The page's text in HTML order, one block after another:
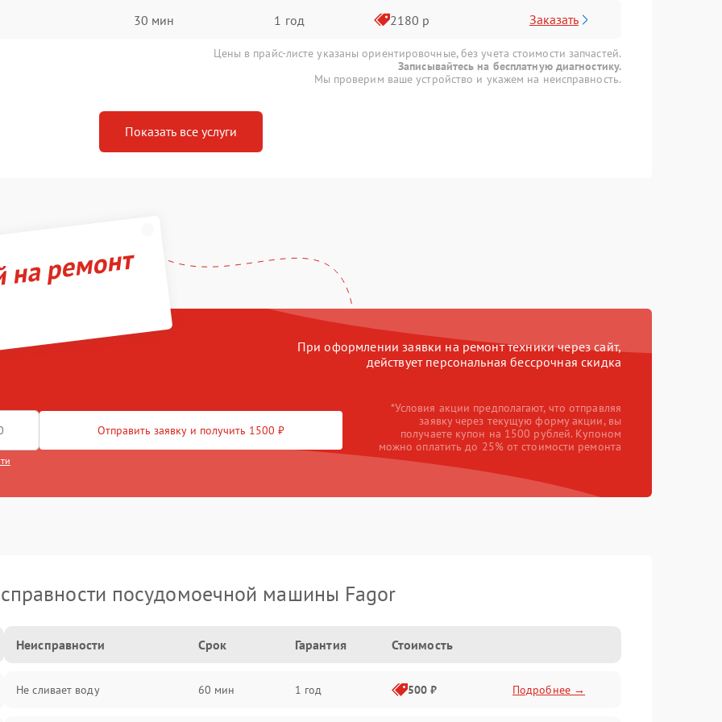
30 мин 1 год 2180 р Заказать
Цены в прайс-листе указаны ориентировочные, без учета стоимости запчастей.
Записывайтесь на бесплатную диагностику.
Мы проверим ваше устройство и укажем на неисправность.
Показать все услуги
ремонт
При оформлении заявки на ремонт техники через сайт,
действует персональная бессрочная скидка
Отправить заявку и получить 1500 ₽
*Условия акции предполагают, что отправляя
заявку через текущую форму акции, вы
получаете купон на 1500 рублей. Купоном
можно оплатить до 25% от стоимости ремонта
посудомоечной машины Fagor
Неисправности Срок Гарантия Стоимость
Не сливает воду 60 мин 1 год 500 ₽ Подробнее →